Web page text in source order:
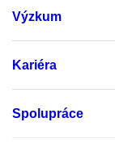
Výzkum
Kariéra
Spolupráce